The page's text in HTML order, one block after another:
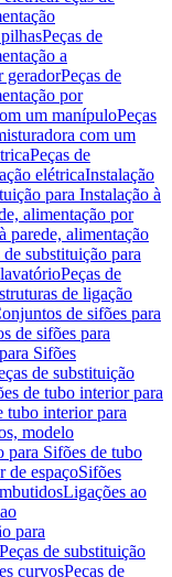
Peças de
a
geradorPeças de
por
um manípuloPeças
com um
Peças de
elétricaInstalação
para Instalação à
alimentação por
parede, alimentação
de substituição para
Peças de
de ligação
de sifões para
de sifões para
Sifões
de substituição
de tubo interior para
tubo interior para
modelo
para Sifões de tubo
de espaçoSifões
Ligações ao
para
Peças de substituição
curvosPeças de